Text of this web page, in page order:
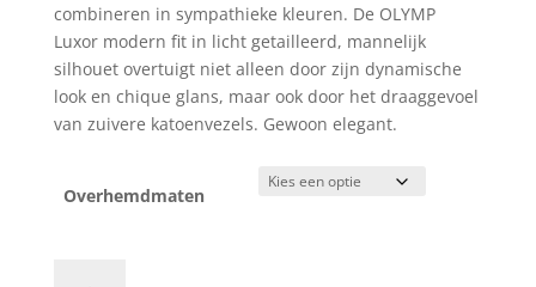
combineren in sympathieke kleuren. De OLYMP
Luxor modern fit in licht getailleerd, mannelijk
silhouet overtuigt niet alleen door zijn dynamische
look en chique glans, maar ook door het draaggevoel
van zuivere katoenvezels. Gewoon elegant.
Overhemdmaten